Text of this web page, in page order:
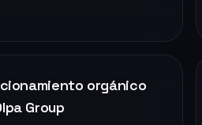
orgánico
Group